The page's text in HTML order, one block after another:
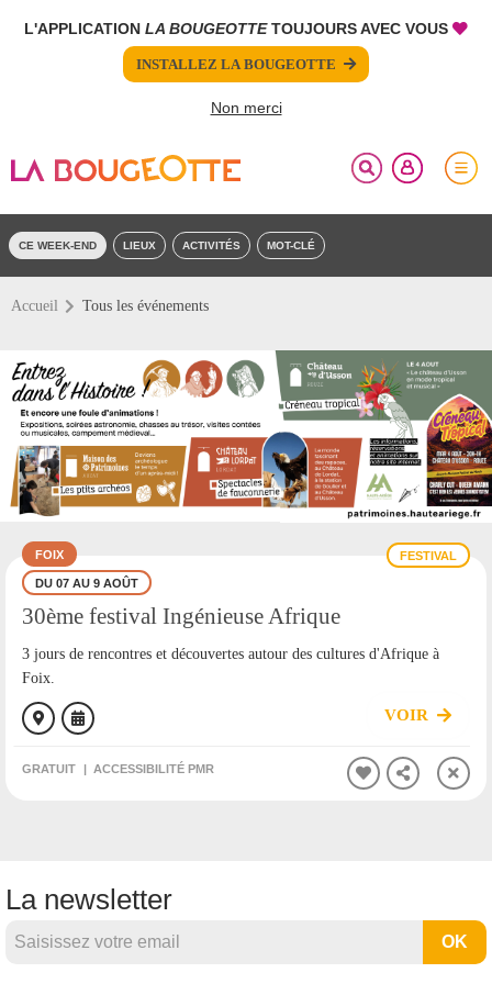
L'APPLICATION LA BOUGEOTTETOUJOURS AVEC VOUS
INSTALLEZ LA BOUGEOTTE
Non merci
CE WEEK-END LIEUX ACTIVITÉS MOT-CLÉ
Accueil Tous les événements
FESTIVAL
FOIX
DU 07 AU 9 AOÛT
30ème festival Ingénieuse Afrique
3 jours de rencontres et découvertes autour des cultures d'Afrique à
Foix.
VOIR
GRATUIT ACCESSIBILITÉ PMR
FERMER
PARTAGER
FERMER
FERMER
Pour ajouter cet évènement à vos favoris, vous devez
être connecté.
SE CONNECTER
La newsletter
OK
FERMER
Votre inscription à la newsletter a été effectuée.